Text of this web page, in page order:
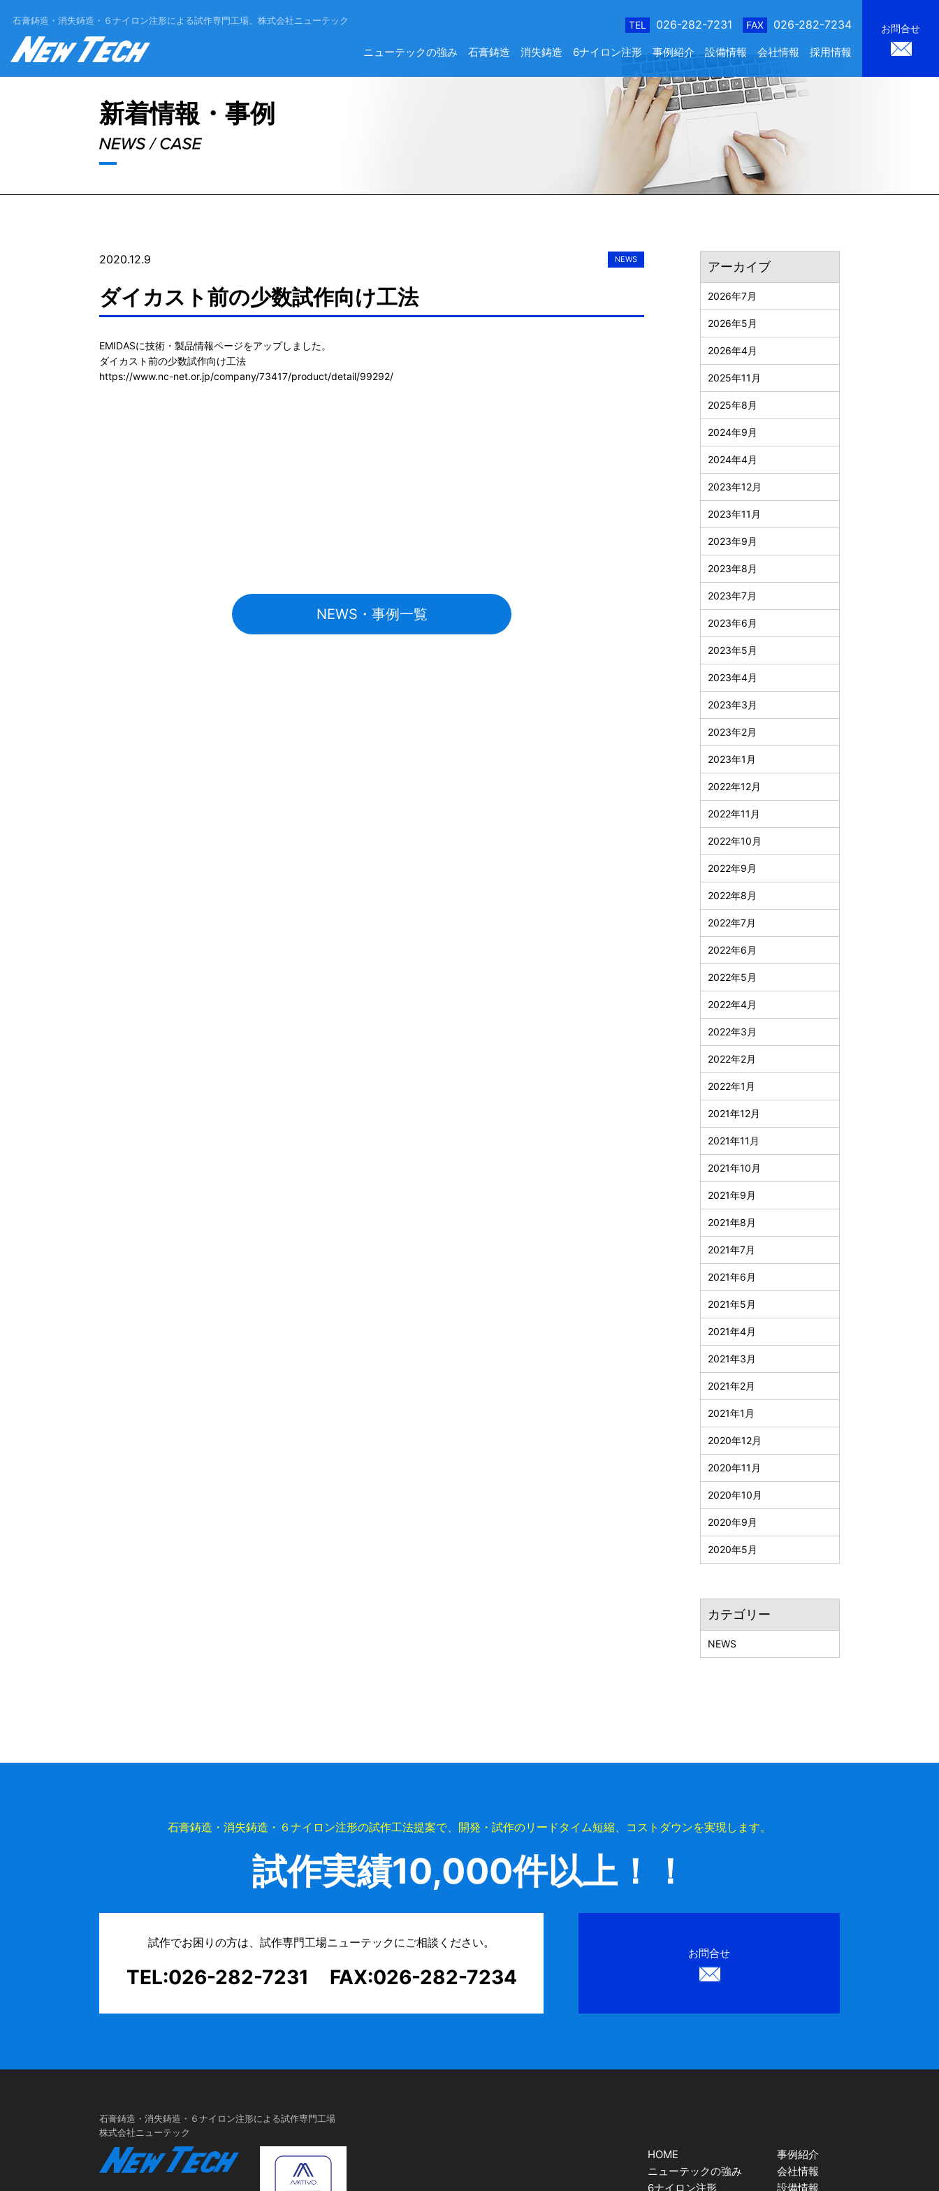
'Skip'
石膏鋳造・消失鋳造・６ナイロン注形による試作専門工場。 株式会社ニューテック TEL 026-282-7231 FAX 026-282-7234
ニューテックの強み 石膏鋳造 消失鋳造 6ナイロン注形 事例紹介 設備情報 会社情報 採用情報
お問合せ
新着情報・事例
2020.12.9 NEWS
ダイカスト前の少数試作向け工法
EMIDASに技術・製品情報ページをアップしました。
https://www.nc-net.or.jp/company/73417/product/detail/99292/
NEWS・事例一覧
アーカイブ
2026年7月
2026年5月
2026年4月
2025年11月
2025年8月
2024年9月
2024年4月
2023年12月
2023年11月
2023年9月
2023年8月
2023年7月
2023年6月
2023年5月
2023年4月
2023年3月
2023年2月
2023年1月
2022年12月
2022年11月
2022年10月
2022年9月
2022年8月
2022年7月
2022年6月
2022年5月
2022年4月
2022年3月
2022年2月
2022年1月
2021年12月
2021年11月
2021年10月
2021年9月
2021年8月
2021年7月
2021年6月
2021年5月
2021年4月
2021年3月
2021年2月
2021年1月
2020年12月
2020年11月
2020年10月
2020年9月
2020年5月
カテゴリー
NEWS
石膏鋳造・消失鋳造・６ナイロン注形の試作工法提案で、開発・試作のリードタイム短縮、コストダウンを実現します。
試作実績10,000件以上！！
試作でお困りの方は、試作専門工場ニューテックにご相談ください。
TEL:026-282-7231 FAX:026-282-7234
お問合せ
石膏鋳造・消失鋳造・６ナイロン注形による試作専門工場
株式会社ニューテック
HOME
ニューテックの強み
6ナイロン注形
事例紹介
会社情報
設備情報